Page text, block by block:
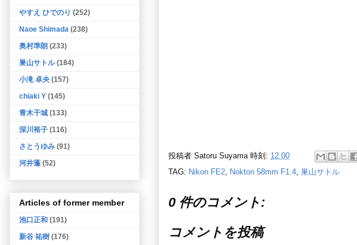
投稿者 Satoru Suyama 時刻: 12:00
TAG: Nikon FE2, Nokton 58mm F1.4, 巣山サトル
0 件のコメント:
コメントを投稿
やすえ ひでのり (252)
Naoe Shimada (238)
奥村準朗 (233)
巣山サトル (184)
小滝 卓央 (157)
chiaki Y (145)
青木干城 (133)
深川裕子 (116)
さとうゆみ (91)
河井蓬 (52)
Articles of former member
池口正和 (191)
新谷 祐樹 (176)